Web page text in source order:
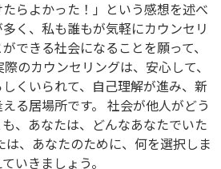
たらよかった！」という感想を述べ
く、私も誰もが気軽にカウンセリ
できる社会になることを願って、
のカウンセリングは、安心して、
くいられて、自己理解が進み、新
る居場所です。 社会が他人がどう
、あなたは、どんなあなたでいた
は、あなたのために、何を選択しま
いきましょう。